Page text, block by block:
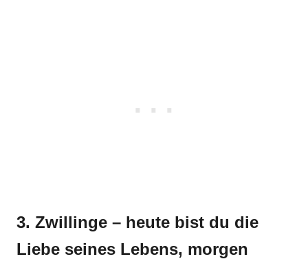
3. Zwillinge – heute bist du die
Liebe seines Lebens, morgen